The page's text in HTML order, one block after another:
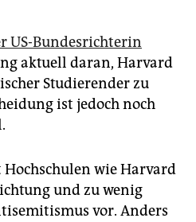
US-Bundesrichterin
aktuell daran, Harvard
Studierender zu
ist jedoch noch
wie Harvard
und zu wenig
vor. Anders